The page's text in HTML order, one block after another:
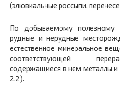
(элювиальные россыпи,
По добываемому полезному
рудные и нерудные
естественное минеральное
соответствующей
содержащиеся в нем металлы и
2.2).